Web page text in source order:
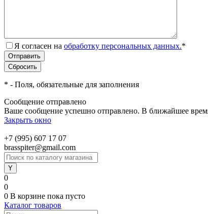
Я согласен на обработку персональных данных.*
* - Поля, обязательные для заполнения
Сообщение отправлено
Ваше сообщение успешно отправлено. В ближайшее
Закрыть окно
+7 (995) 607 17 07
brasspiter@gmail.com
0
0
0 В корзине пока пусто
Каталог товаров